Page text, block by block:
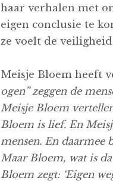
haar verhalen met
eigen conclusie te
ze voelt de
Meisje Bloem heeft
ogen” zeggen de
Meisje Bloem
Bloem is lief. En
mensen. En daarmee
Maar Bloem, wat is
Bloem zegt: ‘Eigen